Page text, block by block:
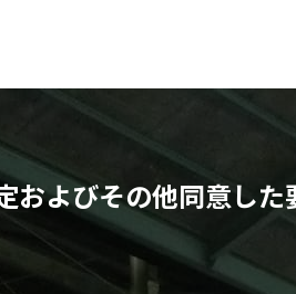
よびその他同意した